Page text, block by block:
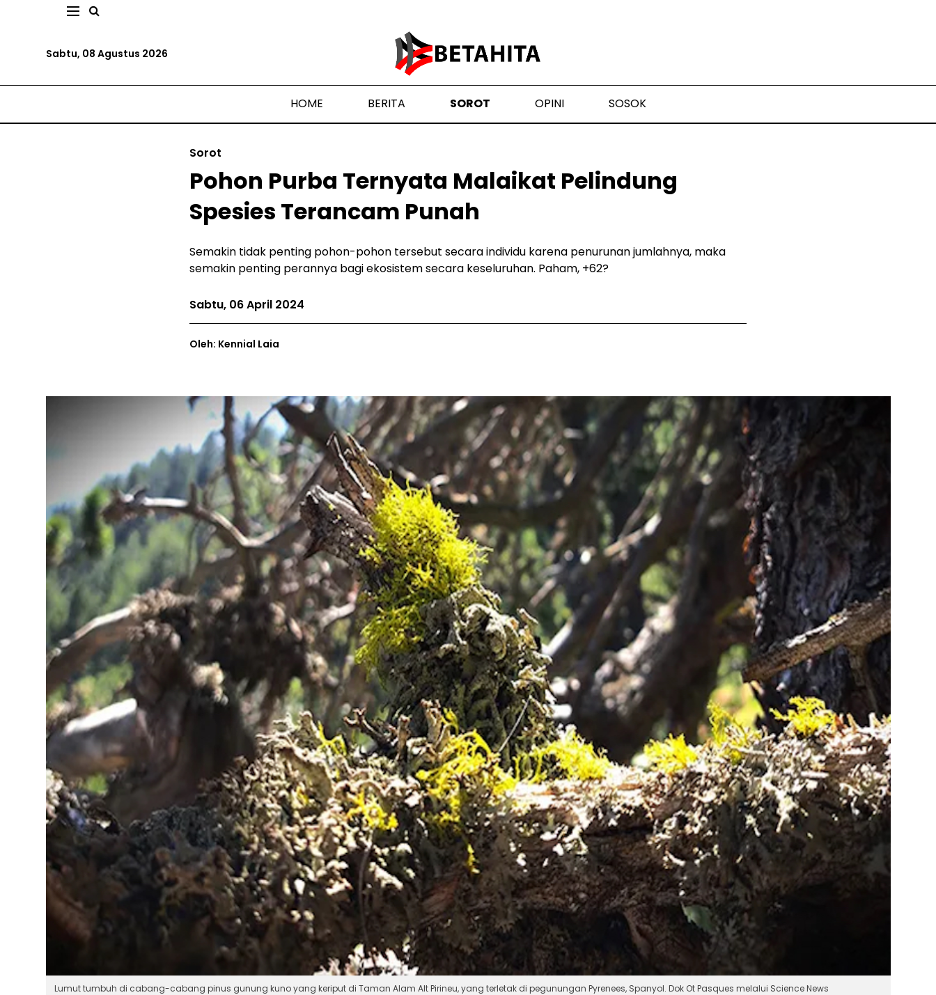
Sabtu, 08 Agustus 2026
HOME BERITA SOROT OPINI SOSOK
Sorot
Pohon Purba Ternyata Malaikat Pelindung
Spesies Terancam Punah
Semakin tidak penting pohon-pohon tersebut secara individu karena penurunan jumlahnya, maka
semakin penting perannya bagi ekosistem secara keseluruhan. Paham, +62?
Sabtu, 06 April 2024
Oleh: Kennial Laia
Lumut tumbuh di cabang-cabang pinus gunung kuno yang keriput di Taman Alam Alt Pirineu, yang terletak di pegunungan Pyrenees, Spanyol. Dok Ot Pasques melalui Science News